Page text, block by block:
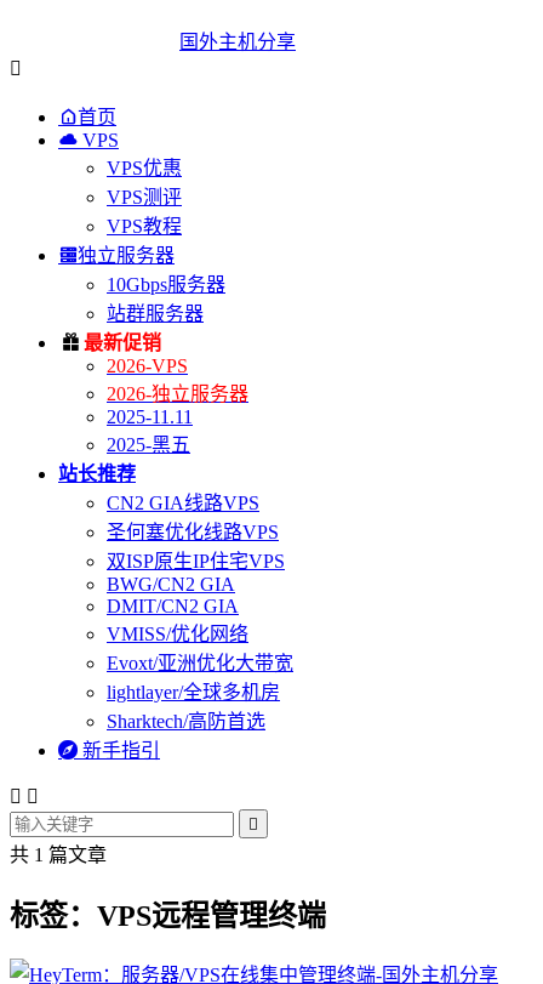
国外主机分享

首页
 VPS
VPS优惠
VPS测评
VPS教程
独立服务器
10Gbps服务器
站群服务器
 最新促销
2026-VPS
2026-独立服务器
2025-11.11
2025-黑五
站长推荐
CN2 GIA线路VPS
圣何塞优化线路VPS
双ISP原生IP住宅VPS
BWG/CN2 GIA
DMIT/CN2 GIA
VMISS/优化网络
Evoxt/亚洲优化大带宽
lightlayer/全球多机房
Sharktech/高防首选
 新手指引
 

共 1 篇文章
标签：VPS远程管理终端